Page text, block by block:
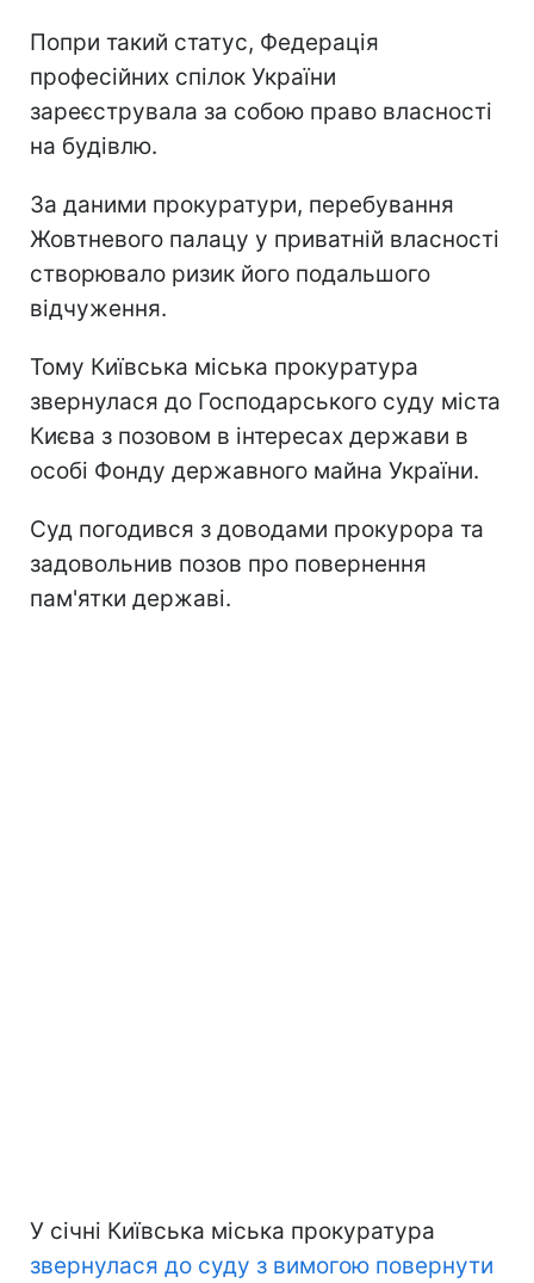
Попри такий статус, Федерація
професійних спілок України
зареєструвала за собою право власності
на будівлю.
За даними прокуратури, перебування
Жовтневого палацу у приватній власності
створювало ризик його подальшого
відчуження.
Тому Київська міська прокуратура
звернулася до Господарського суду міста
Києва з позовом в інтересах держави в
особі Фонду державного майна України.
Суд погодився з доводами прокурора та
задовольнив позов про повернення
пам'ятки державі.
У січні Київська міська прокуратура
звернулася до суду з вимогою повернути